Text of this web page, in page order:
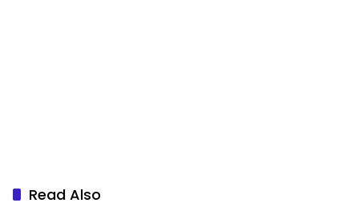
Read Also